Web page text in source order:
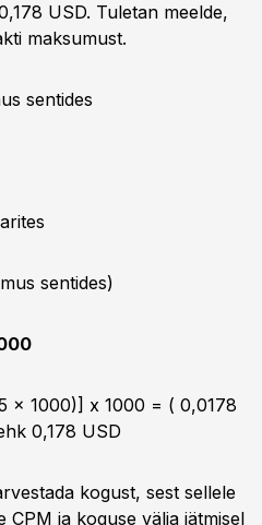
USD. Tuletan meelde,
maksumust.
sentides
sentides)
x 1000)] x 1000 = ( 0,0178
0,178 USD
kogust, sest sellele
ja koguse välja jätmisel